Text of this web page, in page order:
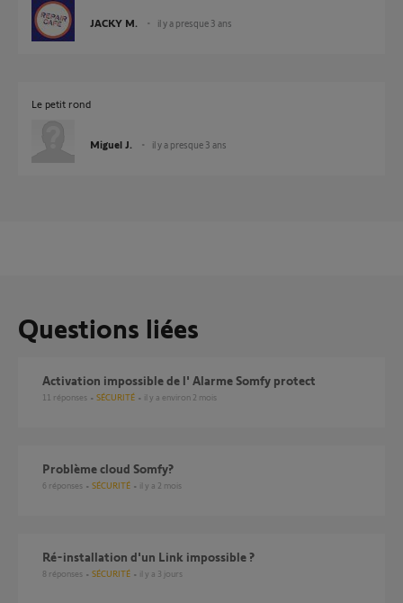
JACKY M. il y a presque 3 ans
Le petit rond
Miguel J. il y a presque 3 ans
Questions liées
Activation impossible de l' Alarme Somfy protect
11 réponses SÉCURITÉ il y a environ 2 mois
Problème cloud Somfy?
6 réponses SÉCURITÉ il y a 2 mois
ré-installation d'un Link impossible ?
8 réponses SÉCURITÉ il y a 3 jours